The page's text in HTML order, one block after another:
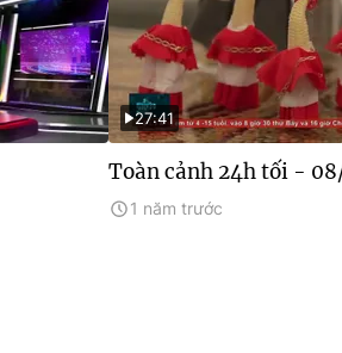
27:41
Toàn cảnh 24h tối -
1 năm trước